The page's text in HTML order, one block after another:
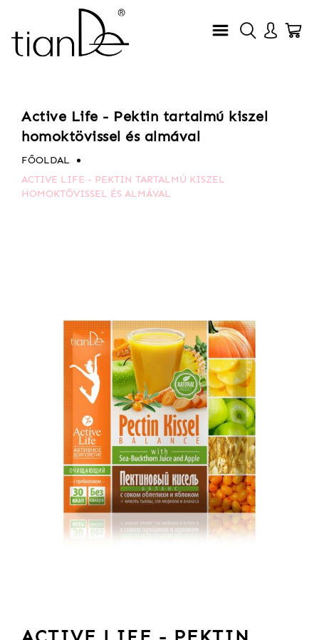
Active Life - Pektin tartalmú kiszel
homoktövissel és almával
FŐOLDAL
ACTIVE LIFE - PEKTIN TARTALMÚ KISZEL
HOMOKTÖVISSEL ÉS ALMÁVAL